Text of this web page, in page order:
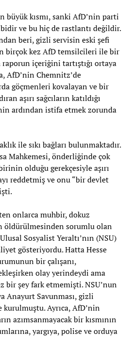
kısmı, sanki AfD’nin parti
ve bu hiç de rastlantı değildir.
beri, gizli servisin eski şefi
birçok kez AfD temsilcileri ile bir
içeriğini tartıştığı ortaya
AfD’nin Chemnitz’de
göçmenleri kovalayan ve bir
aşırı sağcıların katıldığı
ardından istifa etmek zorunda
ile sıkı bağları bulunmaktadır.
Mahkemesi, önderliğinde çok
olduğu gerekçesiyle aşırı
reddetmiş ve onu “bir devlet
onlarca muhbir, dokuz
öldürülmesinden sorumlu olan
Sosyalist Yeraltı’nın (NSU)
gösteriyordu. Hatta Hesse
bir çalışanı,
olay yerindeydi ama
bir şey fark etmemişti. NSU’nun
Anayurt Savunması, gizli
Ayrıca, AfD’nin
azımsanmayacak bir kısmının
yargıya, polise ve orduya